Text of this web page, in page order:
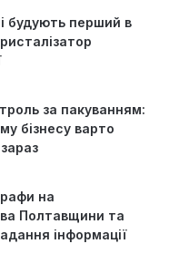
будують перший в
за пакуванням:
бізнесу варто
на
Полтавщини та
інформації